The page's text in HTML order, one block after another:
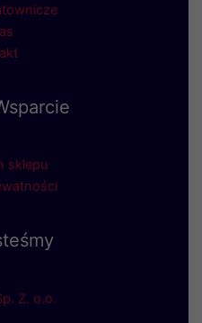
sklepu
Z. o.o.